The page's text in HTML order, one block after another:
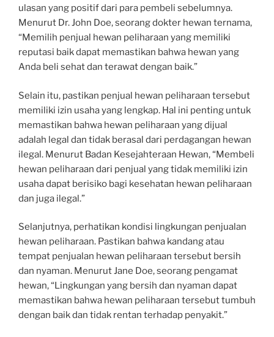
ulasan yang positif dari para pembeli sebelumnya.
Menurut Dr. John Doe, seorang dokter hewan ternama,
“Memilih penjual hewan peliharaan yang memiliki
reputasi baik dapat memastikan bahwa hewan yang
Anda beli sehat dan terawat dengan baik.”
Selain itu, pastikan penjual hewan peliharaan tersebut
memiliki izin usaha yang lengkap. Hal ini penting untuk
memastikan bahwa hewan peliharaan yang dijual
adalah legal dan tidak berasal dari perdagangan hewan
ilegal. Menurut Badan Kesejahteraan Hewan, “Membeli
hewan peliharaan dari penjual yang tidak memiliki izin
usaha dapat berisiko bagi kesehatan hewan peliharaan
dan juga ilegal.”
Selanjutnya, perhatikan kondisi lingkungan penjualan
hewan peliharaan. Pastikan bahwa kandang atau
tempat penjualan hewan peliharaan tersebut bersih
dan nyaman. Menurut Jane Doe, seorang pengamat
hewan, “Lingkungan yang bersih dan nyaman dapat
memastikan bahwa hewan peliharaan tersebut tumbuh
dengan baik dan tidak rentan terhadap penyakit.”